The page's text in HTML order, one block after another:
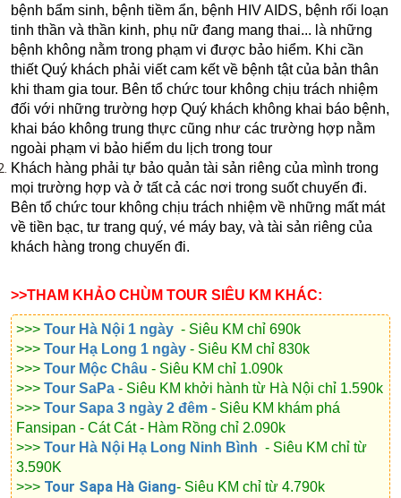
bệnh bẩm sinh, bệnh tiềm ẩn, bệnh HIV AIDS, bệnh rối loạn
tinh thần và thần kinh, phụ nữ đang mang thai... là những
bệnh không nằm trong phạm vi được bảo hiểm. Khi cần
thiết Quý khách phải viết cam kết về bệnh tật của bản thân
khi tham gia tour. Bên tổ chức tour không chịu trách nhiệm
đối với những trường hợp Quý khách không khai báo bệnh,
khai báo không trung thực cũng như các trường hợp nằm
ngoài phạm vi bảo hiểm du lịch trong tour
Khách hàng phải tự bảo quản tài sản riêng của mình trong
mọi trường hợp và ở tất cả các nơi trong suốt chuyến đi.
Bên tổ chức tour không chịu trách nhiệm về những mất mát
về tiền bạc, tư trang quý, vé máy bay, và tài sản riêng của
khách hàng trong chuyến đi.
>>THAM KHẢO CHÙM TOUR SIÊU KM KHÁC:
>>>Tour Hà Nội 1 ngày - Siêu KM chỉ 690k
>>>Tour Hạ Long 1 ngày - Siêu KM chỉ 830k
>>>Tour Mộc Châu - Siêu KM chỉ 1.090k
>>>Tour SaPa - Siêu KM khởi hành từ Hà Nội chỉ 1.590k
>>>Tour Sapa 3 ngày 2 đêm - Siêu KM khám phá
Fansipan - Cát Cát - Hàm Rồng chỉ 2.090k
>>>Tour Hà Nội Hạ Long Ninh Bình - Siêu KM chỉ từ
3.590K
>>> Tour Sapa Hà Giang- Siêu KM chỉ từ 4.790k